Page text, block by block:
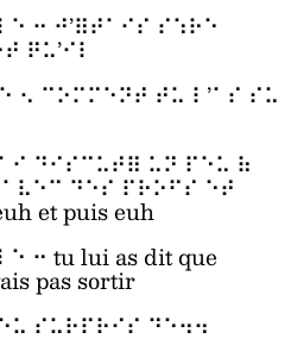
⠒ ⠚’⠿⠞⠁⠊⠎ ⠎⠱⠗⠑
⠟⠥’⠊⠇
⠢ ⠉⠕⠍⠍⠑⠝⠞ ⠞⠥ ⠇’⠁⠎ ⠎⠥
⠙⠊⠎⠉⠥⠞⠿ ⠥⠝ ⠏⠑⠥ ⠷
⠙⠑⠎ ⠏⠗⠕⠋⠎ ⠑⠞
et puis euh
⠒ tu lui as dit que
pas sortir
⠎⠥⠗⠏⠗⠊⠎ ⠙⠑⠲⠲